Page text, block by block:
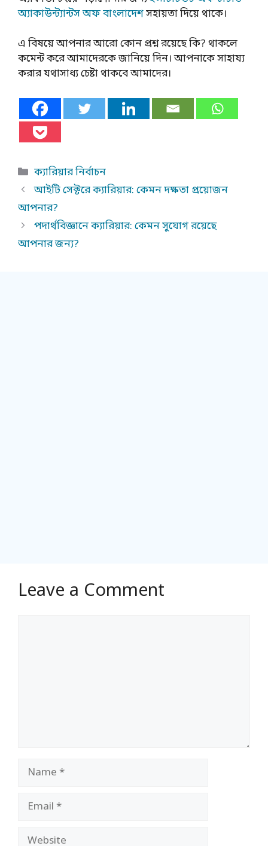
অ্যাকাউন্ট্যান্টস অফ বাংলাদেশসহায়তা দিয়ে থাকে।
এ বিষয়ে আপনার আরো কোন প্রশ্ন রয়েছে কি? থাকলে
কমেন্ট করে আমাদেরকে জানিয়ে দিন। আপনাকে সাহায্য
করার যথাসাধ্য চেষ্টা থাকবে আমাদের।
Categories
ক্যারিয়ার নির্বাচন
আইটি সেক্টরে ক্যারিয়ার: কেমন দক্ষতা প্রয়োজন
আপনার?
পদার্থবিজ্ঞানে ক্যারিয়ার: কেমন সুযোগ রয়েছে
আপনার জন্য?
Leave a Comment
Name
Email
Website